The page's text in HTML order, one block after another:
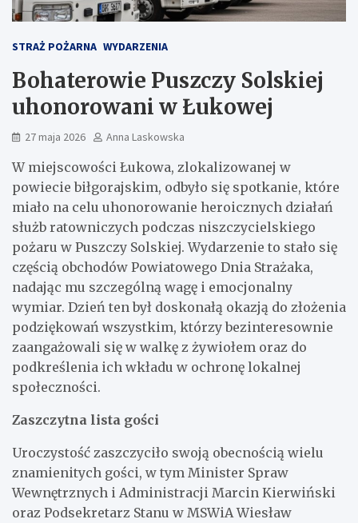
STRAŻ POŻARNA WYDARZENIA
Bohaterowie Puszczy Solskiej
uhonorowani w Łukowej
27 maja 2026 Anna Laskowska
W miejscowości Łukowa, zlokalizowanej w
powiecie biłgorajskim, odbyło się spotkanie, które
miało na celu uhonorowanie heroicznych działań
służb ratowniczych podczas niszczycielskiego
pożaru w Puszczy Solskiej. Wydarzenie to stało się
częścią obchodów Powiatowego Dnia Strażaka,
nadając mu szczególną wagę i emocjonalny
wymiar. Dzień ten był doskonałą okazją do złożenia
podziękowań wszystkim, którzy bezinteresownie
zaangażowali się w walkę z żywiołem oraz do
podkreślenia ich wkładu w ochronę lokalnej
społeczności.
Zaszczytna lista gości
Uroczystość zaszczyciło swoją obecnością wielu
znamienitych gości, w tym Minister Spraw
Wewnętrznych i Administracji Marcin Kierwiński
oraz Podsekretarz Stanu w MSWiA Wiesław